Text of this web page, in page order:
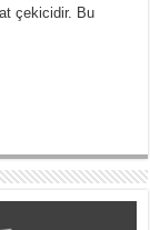
çekicidir. Bu